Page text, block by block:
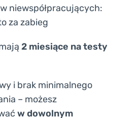
niewspółpracujących:
za zabieg
2 miesiące na testy
i brak minimalnego
– możesz
w dowolnym